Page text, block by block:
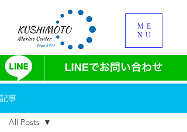
ME
NU
記事
All Posts